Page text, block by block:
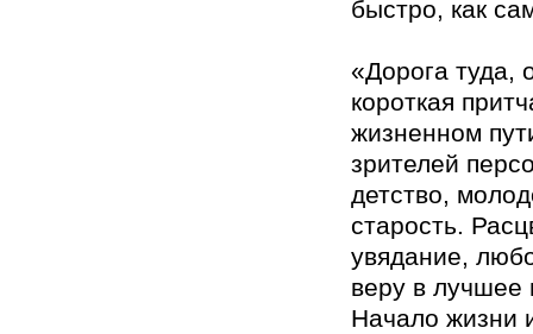
быстро, как
«Дорога туда,
короткая
жизненном
зрителей
детство,
старость.
увядание,
веру в лучшее
Начало жизни